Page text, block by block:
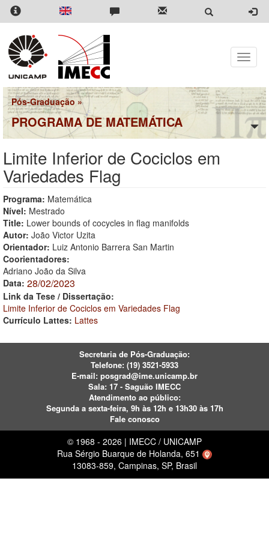
Pular
para
conteúdo
principal
Toggle
Pós-Graduação »
PROGRAMA DE MATEMÁTICA
Limite Inferior de Cociclos em
Variedades Flag
Programa: Matemática
Nível: Mestrado
Title: Lower bounds of cocycles in flag manifolds
Autor: João Victor Uzita
Orientador: Luiz Antonio Barrera San Martin
Coorientadores:
Adriano João da Silva
Data: 28/02/2023
Link da Tese / Dissertação:
Limite Inferior de Cociclos em Variedades Flag
Currículo Lattes: Lattes
Secretaria de Pós-Graduação:
Telefone: (19) 3521-5933
E-mail: posgrad@ime.unicamp.br
Sala: 17 - Saguão IMECC
Atendimento ao público:
Segunda a sexta-feira, 9h às 12h e 13h30 às 17h
Fale conosco
© 1968 - 2026 | IMECC / UNICAMP
Rua Sérgio Buarque de Holanda, 651
13083-859, Campinas, SP, Brasil